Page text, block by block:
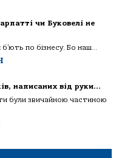
чи Буковелі не
по бізнесу. Бо наш...
написаних від руки…
були звичайною частиною